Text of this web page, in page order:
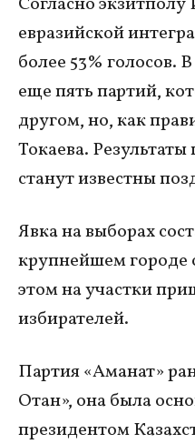
евразийской
более 53% голосов.
еще пять партий,
другом, но, как
Токаева. Результаты
станут известны
Явка на выборах
крупнейшем
этом на участки
избирателей.
Партия «Аманат»
Отан», она была
президентом